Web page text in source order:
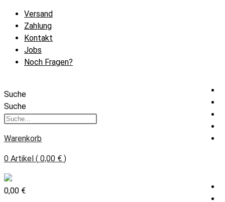
Zum
Inhalt
springen
Versand
Zahlung
Kontakt
Jobs
Noch Fragen?
Suche
Suche
Warenkorb
0 Artikel ( 0,00 € )
0,00 €